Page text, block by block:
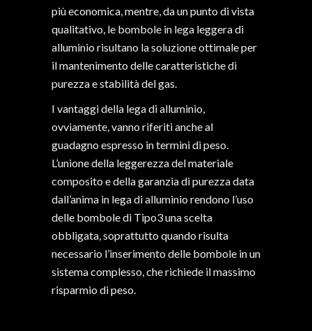
più economica, mentre, da un punto di vista
qualitativo, le bombole in lega leggera di
alluminio risultano la soluzione ottimale per
il mantenimento delle caratteristiche di
purezza e stabilità del gas.
I vantaggi della lega di alluminio,
ovviamente, vanno riferiti anche al
guadagno espresso in termini di peso.
L’unione della leggerezza del materiale
composito e della garanzia di purezza data
dall’anima in lega di alluminio rendono l’uso
delle bombole di Tipo3 una scelta
obbligata, soprattutto quando risulta
necessario l’inserimento delle bombole in un
sistema complesso, che richiede il massimo
risparmio di peso.